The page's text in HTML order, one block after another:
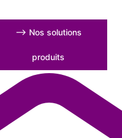
⟶ Nos solutions
produits